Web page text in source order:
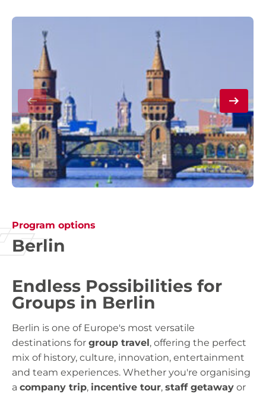
Program options
Berlin
Endless Possibilities for
Groups in Berlin
Berlin is one of Europe's most versatile
destinations forgroup travel , offering the perfect
mix of history, culture, innovation, entertainment
and team experiences. Whether you're organising
acompany trip, incentive tour,staff getaway or